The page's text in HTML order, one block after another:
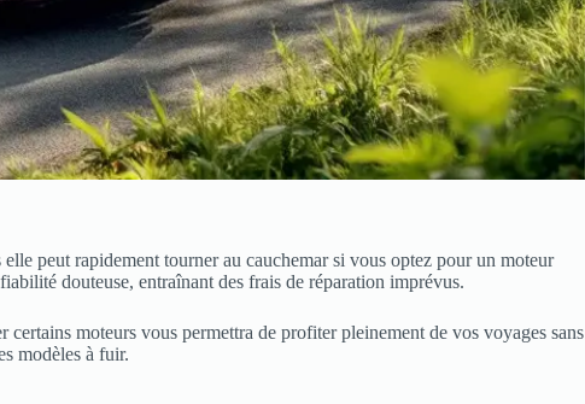
peut rapidement tourner au cauchemar si vous optez pour un moteur
douteuse, entraînant des frais de réparation imprévus.
certains moteurs vous permettra de profiter pleinement de vos voyages sans
modèles à fuir.